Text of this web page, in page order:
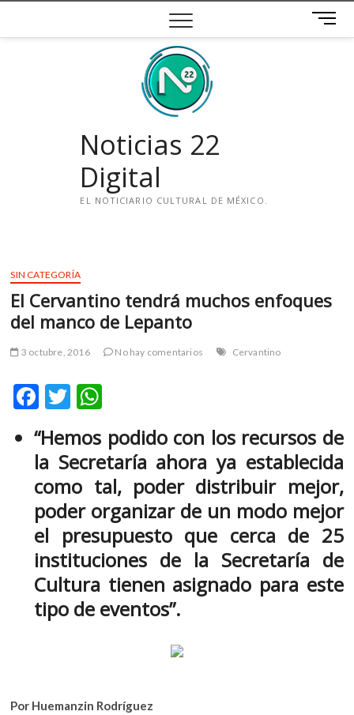
contenido
B
o
Noticias 22
Digital
EL NOTICIARIO CULTURAL DE MÉXICO.
g
s
k
p
e
v
SIN CATEGORÍA
El Cervantino tendrá muchos enfoques
del manco de Lepanto
3 octubre, 2016 No hay comentarios Cervantino
F
e
b
o
o
k
T
itt
er
at
s
A
p
p
“Hemos podido con los recursos de
la Secretaría ahora ya establecida
como tal, poder distribuir mejor,
poder organizar de un modo mejor
el presupuesto que cerca de 25
instituciones de la Secretaría de
Cultura tienen asignado para este
tipo de eventos”.
Por Huemanzin Rodríguez